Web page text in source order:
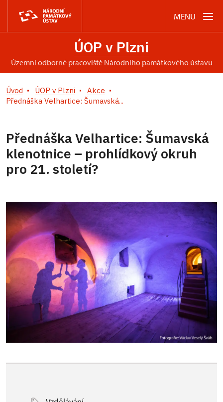
MENU
ÚOP v Plzni
územní odborné pracoviště Národního památkového ústavu
Úvod ÚOP v Plzni
Akce
Přednáška Velhartice: Šumavská...
Přednáška Velhartice: Šumavská
klenotnice – prohlídkový okruh
pro 21. století?